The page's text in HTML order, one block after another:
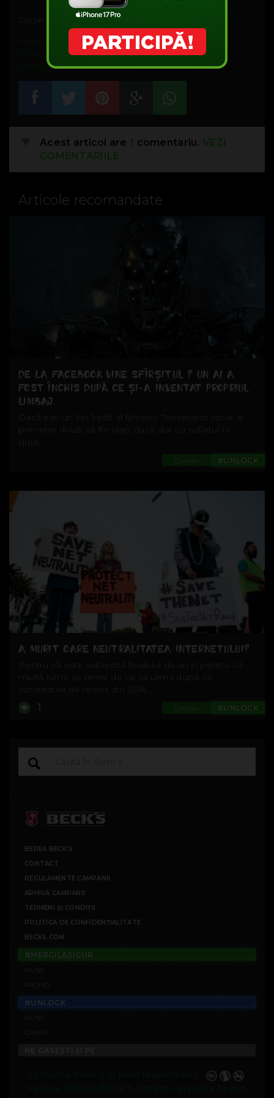
https://www.hackread.com
https://www.thesun.co.uk
https://www.linkedin.com
Acest articol are 1 comentariu. VEZI
COMENTARIILE
Articole recomandate
DE LA FACEBOOK VINE SFÎRȘITUL ? UN AI A
FOST ÎNCHIS DUPĂ CE ȘI-A INVENTAT PROPRIUL
LIMBAJ.
Dacă ești un fan înrăit al filmelor Terminator (doar al
primelor două, să fie clar), dacă stai cu sufletul la
gură...
#UNLOCK
Games
A MURIT OARE NEUTRALITATEA INTERNETULUI?
Pentru că este subiectul finalului de an și pentru că
multă lume se teme de ce va urma după ce
autoritatea de resort din SUA...
#UNLOCK
Games
1
BEREA BECK'S
CONTACT
REGULAMENTE CAMPANII
ARHIVĂ CAMPANII
TERMENI ȘI CONDIȚII
POLITICA DE CONFIDENȚIALITATE
BECKS.COM
#MERGILASIGUR
#UNLOCK
GAMES